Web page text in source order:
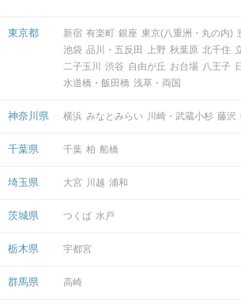
東京都 新宿 有楽町 銀座 東京(八重洲・丸の内)
池袋 品川・五反田 上野 秋葉原 北千住
二子玉川
渋谷 自由が丘 お台場 八王子
水道橋・飯田橋 浅草・両国
神奈川県 横浜 みなとみらい 川崎・武蔵小杉 藤沢
千葉県 千葉 柏 船橋
埼玉県 大宮 川越 浦和
茨城県 つくば 水戸
栃木県 宇都宮
群馬県 高崎